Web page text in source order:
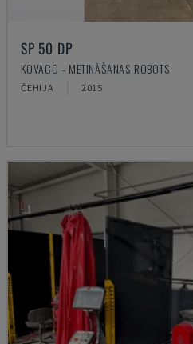
SP 50 DP
KOVACO - METINĀŠANAS ROBOTS
ČEHIJA 2015